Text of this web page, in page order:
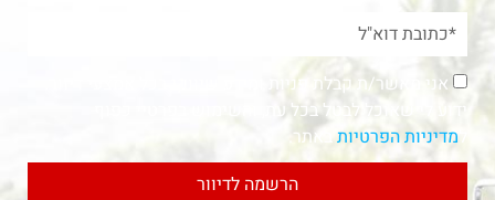
אני מאשר/ת קבלת פניות ומידע שיווקי בכל אמצעי דיוור.
ידוע לי שאוכל לבטל בכל עת, והשימוש בפרטיי כפוף
מדיניות הפרטיותבאתר.
הרשמה לדיוור